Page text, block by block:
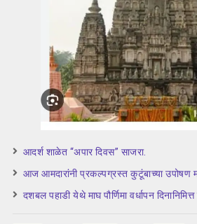
आदर्श शाळेत “अपार दिवस” साजरा.
आज आमदारांनी प्रकल्पग्रस्त कुटूंबाच्या उपोषण
दशबल पहाडी येथे माघ पौर्णिमा वर्धापन